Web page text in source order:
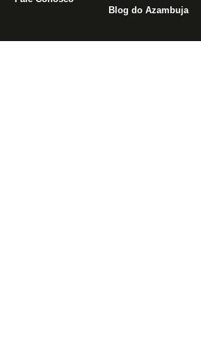
Blog do Azambuja